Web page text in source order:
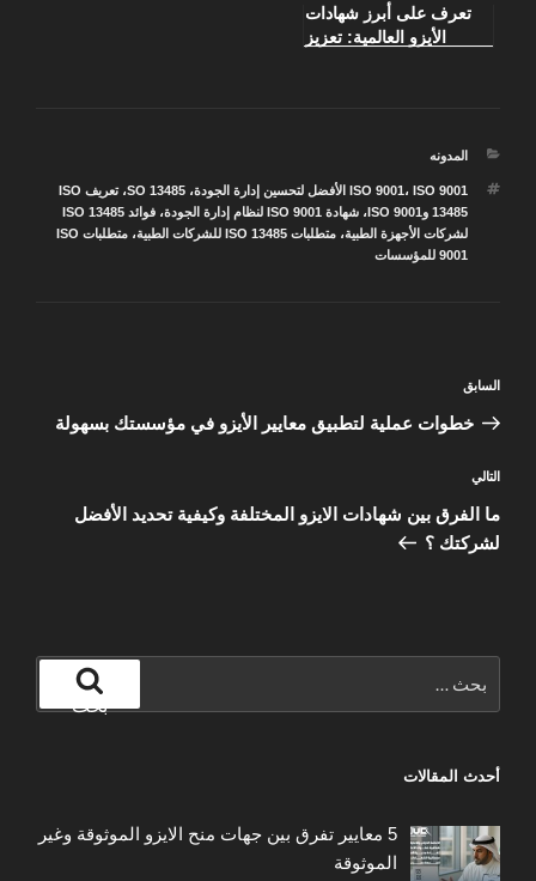
تعرف على أبرز شهادات
الأيزو العالمية: تعزيز
التصنيفات
المدونه
الوسوم ISO 9001 ، ISO 9001 الأفضل لتحسين إدارة الجودة ،SO 13485،
تعريف ISO
13485 وISO 9001
،شهادة ISO 9001 لنظام إدارة الجودة ،
فوائد ISO 13485
لشركات الأجهزة الطبية،متطلبات ISO 13485 للشركات الطبية ،
متطلبات ISO
9001 للمؤسسات
المقالة
السابقة
السابق
خطوات عملية لتطبيق معايير الأيزو في مؤسستك بسهولة
المقالة
التالية
التالي
ما الفرق بين شهادات الايزو المختلفة وكيفية تحديد الأفضل
لشركتك ؟
عن:
بحث
أحدث المقالات
5 معايير تفرق بين جهات منح الايزو الموثوقة وغير
الموثوقة